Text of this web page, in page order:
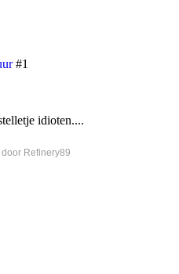
#1
idioten....
Refinery89